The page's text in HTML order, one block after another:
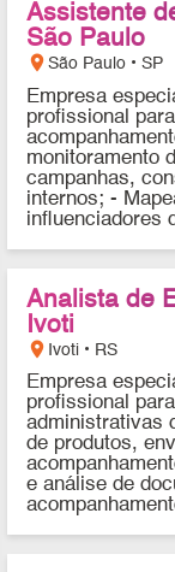
Assistente
São Paulo
location_onSão Paulo • SP
Empresa
profissional
monitoramento
campanhas,
internos; -
influenciadores
Analista de
Ivoti
location_on Ivoti • RS
Empresa
profissional
administrativas
de produtos,
e análise de